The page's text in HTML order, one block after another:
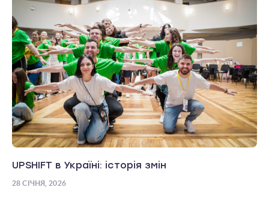
UPSHIFT в Україні: історія змін
28 СІЧНЯ, 2026